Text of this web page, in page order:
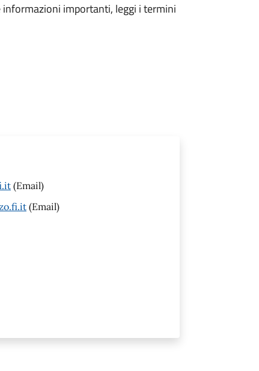
importanti, leggi i termini
(Email)
(Email)